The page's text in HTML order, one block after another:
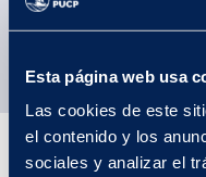
Esta página web usa
Las cookies de este
el contenido y los
sociales y analizar el
Plan de